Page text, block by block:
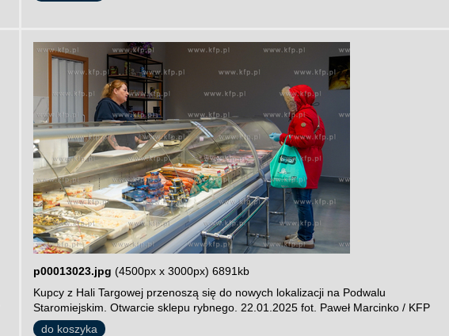
p00013023.jpg (4500px x 3000px) 6891kb
Kupcy z Hali Targowej przenoszą się do nowych lokalizacji na Podwalu
Staromiejskim. Otwarcie sklepu rybnego. 22.01.2025 fot. Paweł Marcinko / KFP
do koszyka